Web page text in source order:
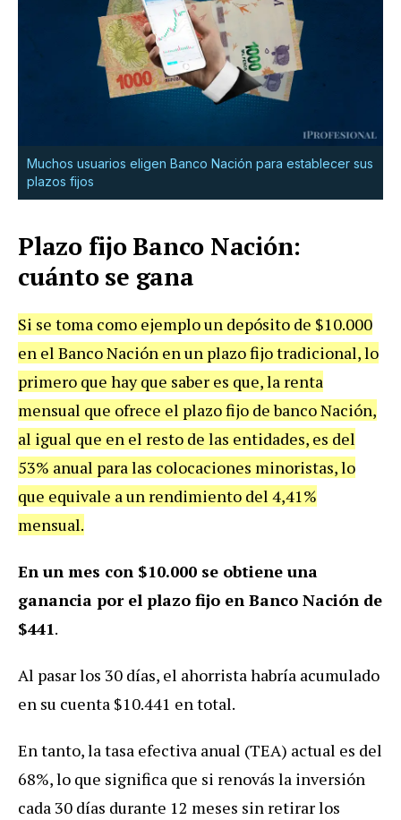
Muchos usuarios eligen Banco Nación para establecer sus
plazos fijos
Plazo fijo Banco Nación:
cuánto se gana
Si se toma como ejemplo un depósito de $10.000
en el Banco Nación en un plazo fijo tradicional, lo
primero que hay que saber es que, la renta
mensual que ofrece el plazo fijo de banco Nación,
al igual que en el resto de las entidades, es del
53% anual para las colocaciones minoristas, lo
que equivale a un rendimiento del 4,41%
mensual.
En un mes con $10.000 se obtiene una
ganancia por el plazo fijo en Banco Nación de
$441.
Al pasar los 30 días, el ahorrista habría acumulado
en su cuenta $10.441 en total.
En tanto, la tasa efectiva anual (TEA) actual es del
68%, lo que significa que si renovás la inversión
cada 30 días durante 12 meses sin retirar los